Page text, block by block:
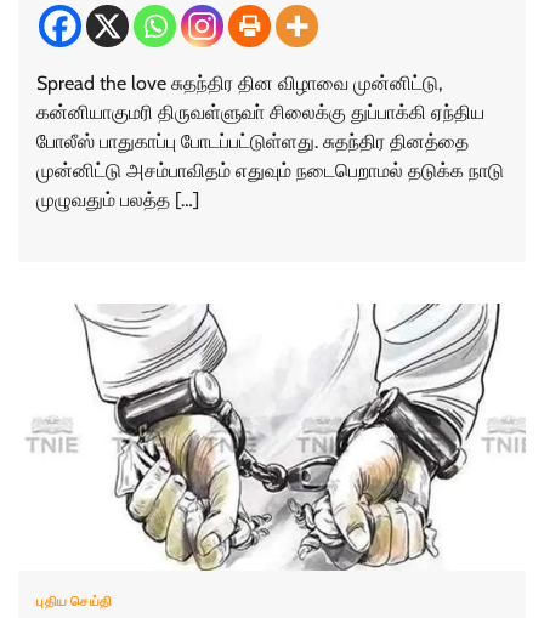
Spread the love சுதந்திர தின விழாவை முன்னிட்டு,
கன்னியாகுமரி திருவள்ளுவா் சிலைக்கு துப்பாக்கி ஏந்திய
போலீஸ் பாதுகாப்பு போடப்பட்டுள்ளது. சுதந்திர தினத்தை
முன்னிட்டு அசம்பாவிதம் எதுவும் நடைபெறாமல் தடுக்க நாடு
முழுவதும் பலத்த […]
புதிய செய்தி